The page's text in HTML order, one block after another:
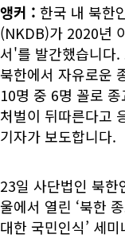
앵커 : 한국 내 북한
(NKDB)가 2020년
서'를 발간했습니다
북한에서 자유로운
10명 중 6명 꼴로
처벌이 뒤따른다고
기자가 보도합니다.
23일 사단법인 북한
울에서 열린 ‘북한
대한 국민인식’ 세미